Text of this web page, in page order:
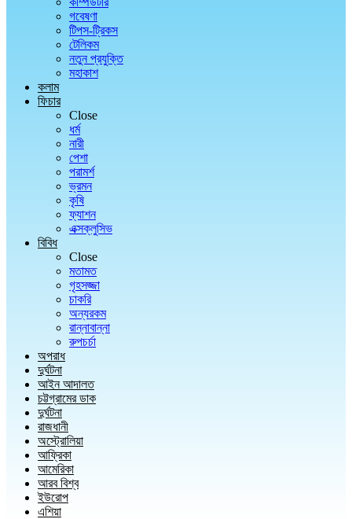
গবেষণা
টিপস-ট্রিকস
টেলিকম
নতুন প্রযুক্তি
মহাকাশ
কলাম
ফিচার
Close
ধর্ম
নারী
পেশা
পরামর্শ
ভ্রমন
কৃষি
ফ্যাশন
এক্সক্লুসিভ
বিবিধ
Close
মতামত
গৃহসজ্জা
চাকরি
অন্যরকম
রান্নাবান্না
রুপচর্চা
অপরাধ
দুর্ঘটনা
আইন আদালত
চট্টগ্রামের ডাক
দুর্ঘটনা
রাজধানী
অস্ট্রোলিয়া
আফ্রিকা
আমেরিকা
আরব বিশ্ব
ইউরোপ
এশিয়া